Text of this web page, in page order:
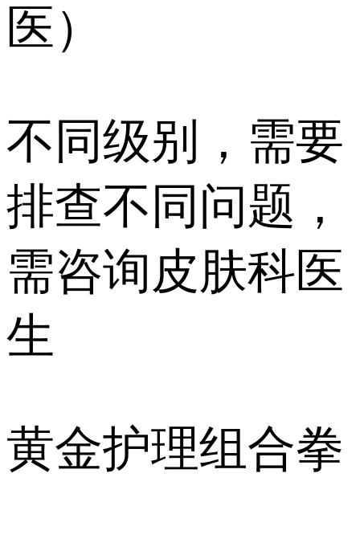
医）
️️不同级别，需要
排查不同问题，
需咨询皮肤科医
生️️️
黄金护理组合拳